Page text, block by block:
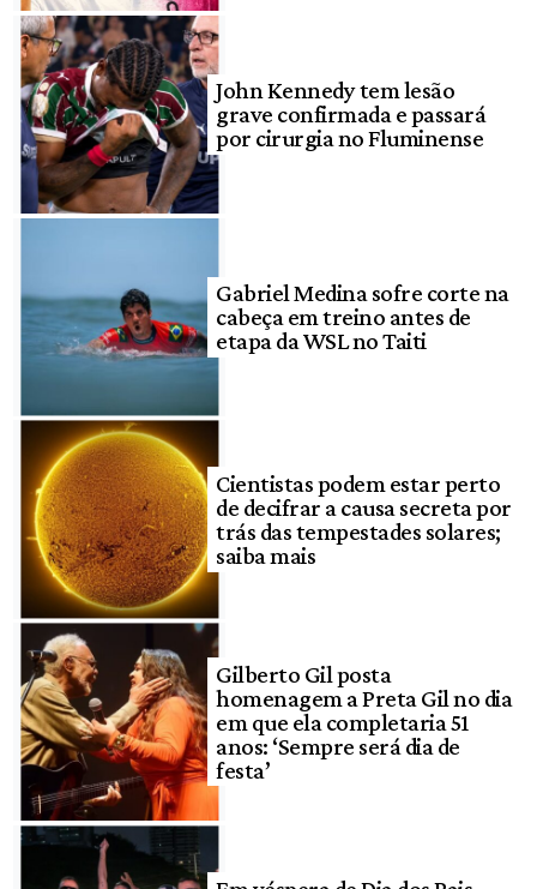
John Kennedy tem lesão
grave confirmada e passará
por cirurgia no Fluminense
Gabriel Medina sofre corte na
cabeça em treino antes de
etapa da WSL no Taiti
Cientistas podem estar perto
de decifrar a causa secreta por
trás das tempestades solares;
saiba mais
Gilberto Gil posta
homenagem a Preta Gil no dia
em que ela completaria 51
anos: ‘Sempre será dia de
festa’